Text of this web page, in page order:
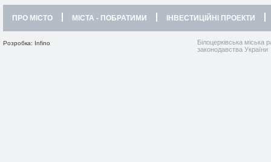
ПРО МІСТО МІСТА - ПОБРАТИМИ ІНВЕСТИЦІЙНІ ПРОЕКТИ
Розробка: Infino
Білоцерківська міська
законодавства України